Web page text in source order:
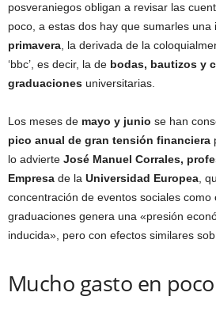
posveraniegos obligan a revisar las
poco, a estas dos hay que sumarles una
primavera , la derivada de la
‘bbc’, es decir, la de bodas, bautizos y
graduaciones universitarias.
Los meses de mayo y junio se han
pico anual de gran tensión financiera
lo advierte José Manuel Corrales,
Empresa de la Universidad Europea ,
concentración de eventos sociales como
graduaciones genera una «presión
inducida», pero con efectos similares
Mucho gasto en